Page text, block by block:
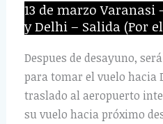
13 de marzo Varanasi
y Delhi – Salida (Por
Despues de desayuno,
para tomar el vuelo hacia
traslado al aeropuerto
su vuelo hacia próximo